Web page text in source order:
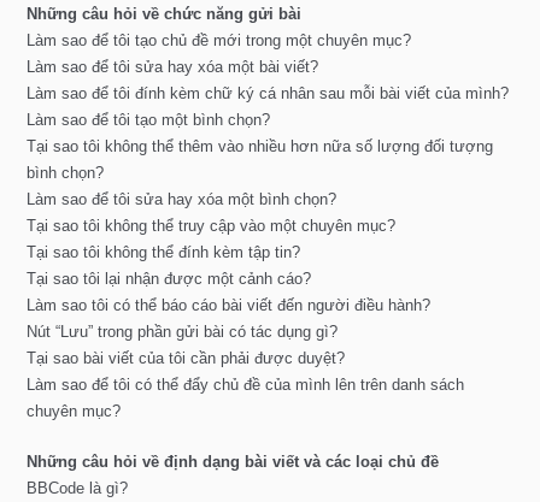
Những câu hỏi về chức năng gửi bài
Làm sao để tôi tạo chủ đề mới trong một chuyên mục?
Làm sao để tôi sửa hay xóa một bài viết?
Làm sao để tôi đính kèm chữ ký cá nhân sau mỗi bài viết của mình?
Làm sao để tôi tạo một bình chọn?
Tại sao tôi không thể thêm vào nhiều hơn nữa số lượng đối tượng
bình chọn?
Làm sao để tôi sửa hay xóa một bình chọn?
Tại sao tôi không thể truy cập vào một chuyên mục?
Tại sao tôi không thể đính kèm tập tin?
Tại sao tôi lại nhận được một cảnh cáo?
Làm sao tôi có thể báo cáo bài viết đến người điều hành?
Nút “Lưu” trong phần gửi bài có tác dụng gì?
Tại sao bài viết của tôi cần phải được duyệt?
Làm sao để tôi có thể đẩy chủ đề của mình lên trên danh sách
chuyên mục?
Những câu hỏi về định dạng bài viết và các loại chủ đề
BBCode là gì?